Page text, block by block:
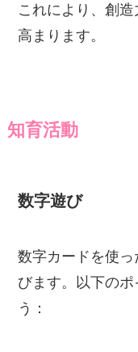
これにより、創
高まります。
知育活動
数字遊び
数字カードを使
びます。以下の
う：